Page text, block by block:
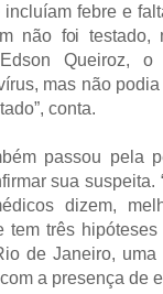
febre e
não foi testado,
Queiroz,
mas não
conta.
passou pela
sua suspeita.
dizem,
tem três
de Janeiro, uma
a presença de